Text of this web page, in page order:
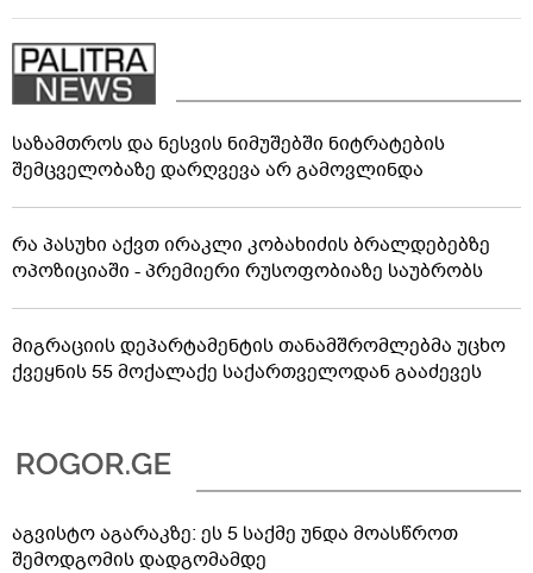
საზამთროს და ნესვის ნიმუშებში ნიტრატების
შემცველობაზე დარღვევა არ გამოვლინდა
რა პასუხი აქვთ ირაკლი კობახიძის ბრალდებებზე
ოპოზიციაში - პრემიერი რუსოფობიაზე საუბრობს
მიგრაციის დეპარტამენტის თანამშრომლებმა უცხო
ქვეყნის 55 მოქალაქე საქართველოდან გააძევეს
აგვისტო აგარაკზე: ეს 5 საქმე უნდა მოასწროთ
შემოდგომის დადგომამდე